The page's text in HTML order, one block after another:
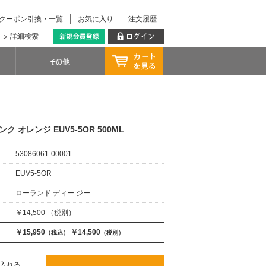
注文履歴
お気に入り
ーポン引換・一覧
詳細検索
ク オレンジ EUV5-5OR 500ML
53086061-00001
EUV5-5OR
ローランド ディー.ジー.
￥14,500 （税別）
￥15,950 （税込） ￥14,500 （税別）